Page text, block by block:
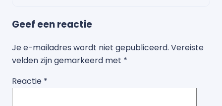
Geef een reactie
Je e-mailadres wordt niet gepubliceerd. Vereiste
velden zijn gemarkeerd met *
Reactie *